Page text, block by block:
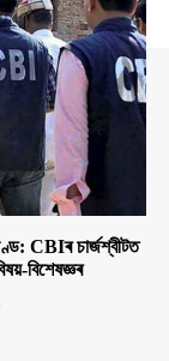
CBIৰ চাৰ্জশ্বীটত
বিশেষজ্ঞৰ